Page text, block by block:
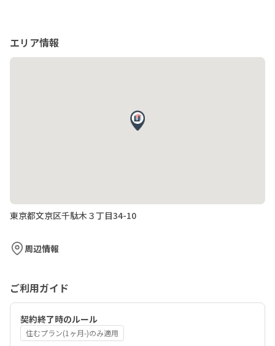
エリア情報
東京都文京区千駄木３丁目34-10
周辺情報
ご利用ガイド
契約終了時のルール
住むプラン(1ヶ月-)のみ適用